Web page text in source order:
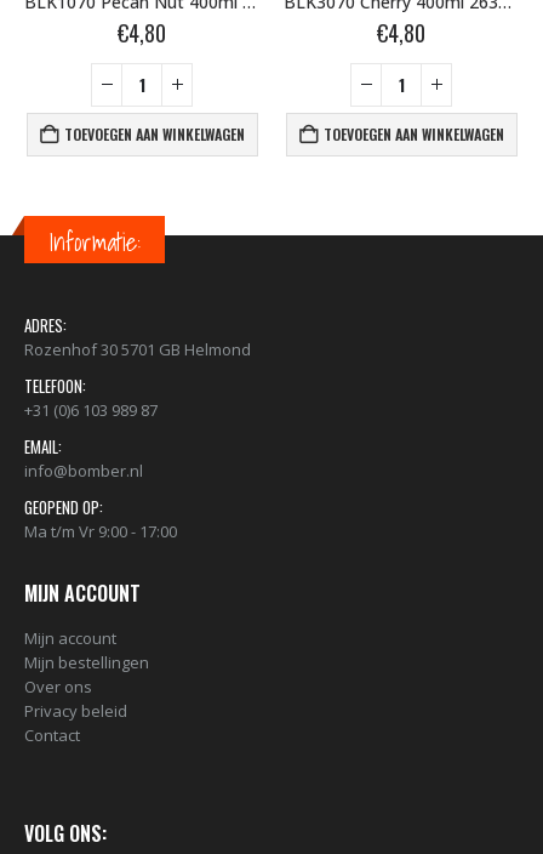
€4,80
TOEVOEGEN AAN WINKELWAGEN
€4,80
TOEVOEGEN AAN WINKELWAGEN
Informatie:
ADRES:
Rozenhof 30 5701 GB Helmond
TELEFOON:
+31 (0)6 103 989 87
EMAIL:
info@bomber.nl
GEOPEND OP:
Ma t/m Vr 9:00 - 17:00
MIJN ACCOUNT
Mijn account
Mijn bestellingen
Over ons
Privacy beleid
Contact
VOLG ONS: